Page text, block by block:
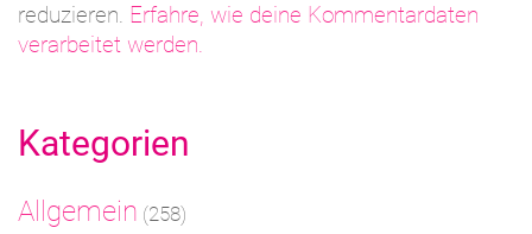
reduzieren. Erfahre, wie deine Kommentardaten
verarbeitet werden.
Kategorien
Allgemein (258)